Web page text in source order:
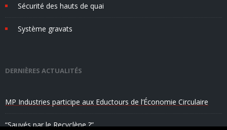
Sécurité des hauts de quai
Système gravats
DERNIÈRES ACTUALITÉS
MP Industries participe aux Eductours de l’Économie Circulaire
“Sauvés par le Recyclène ?”